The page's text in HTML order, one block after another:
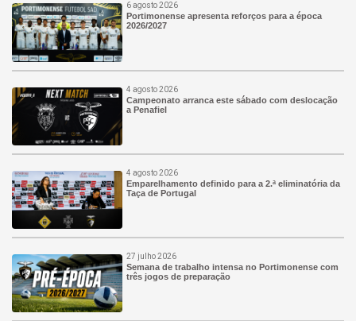
6 agosto 2026
Portimonense apresenta reforços para a época
2026/2027
4 agosto 2026
Campeonato arranca este sábado com deslocação
a Penafiel
4 agosto 2026
Emparelhamento definido para a 2.ª eliminatória da
Taça de Portugal
27 julho 2026
Semana de trabalho intensa no Portimonense com
três jogos de preparação